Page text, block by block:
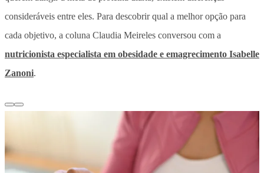
consideráveis entre eles. Para descobrir qual a melhor opção para
cada objetivo, a coluna Claudia Meireles conversou com a
nutricionista especialista em obesidade e emagrecimento Isabelle
Zanoni.